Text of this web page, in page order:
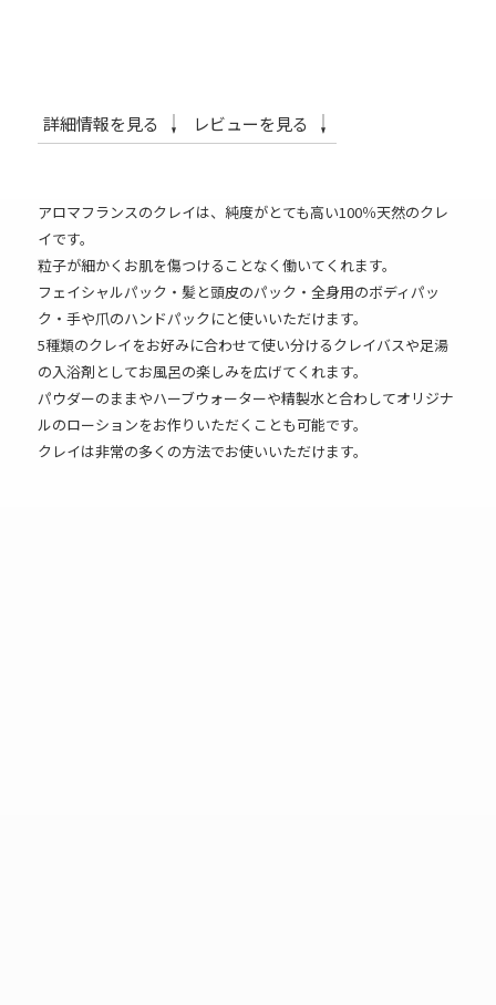
詳細情報を見る レビューを見る
アロマフランスのクレイは、純度がとても高い100％天然のクレ
イです。
粒子が細かくお肌を傷つけることなく働いてくれます。
フェイシャルパック・髪と頭皮のパック・全身用のボディパッ
ク・手や爪のハンドパックにと使いいただけます。
5種類のクレイをお好みに合わせて使い分けるクレイバスや足湯
の入浴剤としてお風呂の楽しみを広げてくれます。
パウダーのままやハーブウォーターや精製水と合わしてオリジナ
ルのローションをお作りいただくことも可能です。
クレイは非常の多くの方法でお使いいただけます。